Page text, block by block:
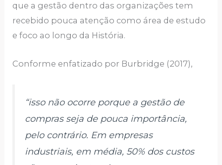
que a gestão dentro das organizações tem
recebido pouca atenção como área de estudo
e foco ao longo da História.
Conforme enfatizado por Burbridge (2017),
“isso não ocorre porque a gestão de
compras seja de pouca importância,
pelo contrário. Em empresas
industriais, em média, 50% dos custos